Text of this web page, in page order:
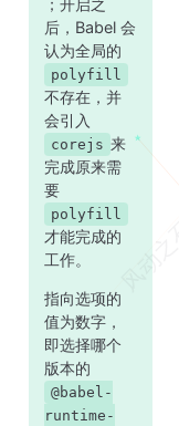
后，Babel 会
认为全局的
polyfill
不存在，并
会引入
corejs 来
完成原来需
要
polyfill
才能完成的
工作。
指向选项的
值为数字，
即选择哪个
版本的
@babel-
runtime-